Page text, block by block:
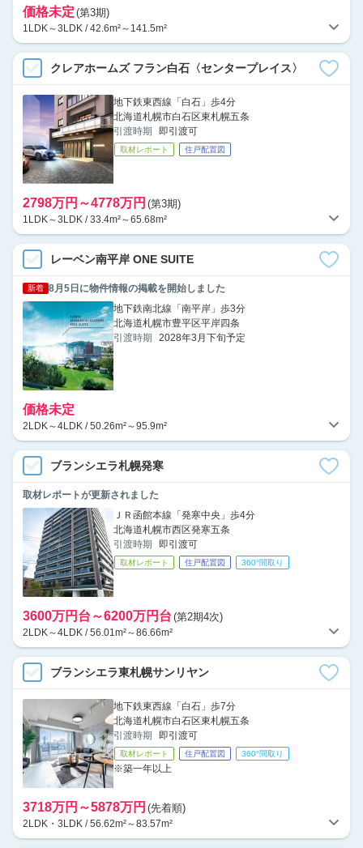
価格未定 (第3期)
1LDK～3LDK / 42.6m²～141.5m²
クレアホームズ フラン白石〈センタープレイス〉
地下鉄東西線「白石」歩4分
北海道札幌市白石区東札幌五条
引渡時期
即引渡可
取材レポート 住戸配置図
2798万円～4778万円 (第3期)
1LDK～3LDK / 33.4m²～65.68m²
レーベン南平岸 ONE SUITE
新着 8月5日に物件情報の掲載を開始しました
地下鉄南北線「南平岸」歩3分
北海道札幌市豊平区平岸四条
引渡時期
2028年3月下旬予定
価格未定
2LDK～4LDK / 50.26m²～95.9m²
ブランシエラ札幌発寒
取材レポートが更新されました
ＪＲ函館本線「発寒中央」歩4分
北海道札幌市西区発寒五条
引渡時期
即引渡可
取材レポート 住戸配置図 360°間取り
3600万円台～6200万円台 (第2期4次)
2LDK～4LDK / 56.01m²～86.66m²
ブランシエラ東札幌サンリヤン
地下鉄東西線「白石」歩7分
北海道札幌市白石区東札幌五条
引渡時期
即引渡可
取材レポート 住戸配置図 360°間取り
※築一年以上
3718万円～5878万円 (先着順)
2LDK・3LDK / 56.62m²～83.57m²